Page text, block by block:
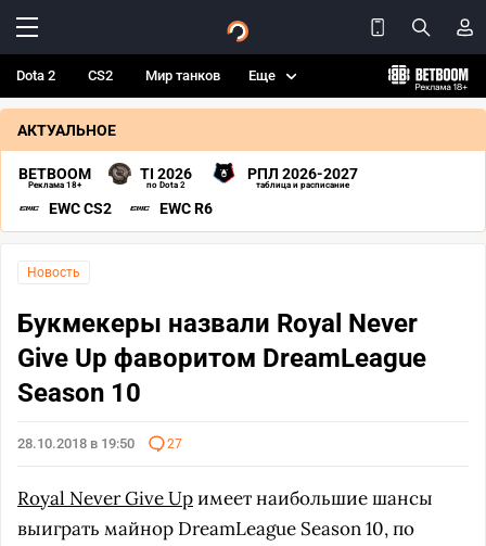
Dota 2 CS2 Мир танков Еще
АКТУАЛЬНОЕ
BETBOOM
Реклама 18+
TI 2026
по Dota 2
РПЛ 2026-2027
таблица и расписание
EWC CS2 EWC R6
Новость
Букмекеры назвали Royal Never
Give Up фаворитом DreamLeague
Season 10
28.10.2018 в 19:50 27
Royal Never Give Upимеет наибольшие шансы
выиграть майнор DreamLeague Season 10, по